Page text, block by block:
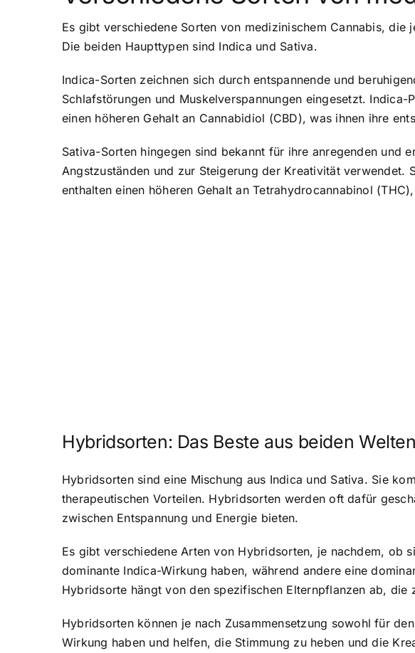
Es gibt verschiedene Sorten von medizinischem Cannabis,
Die beiden Haupttypen sind Indica und Sativa.
Indica-Sorten zeichnen sich durch entspannende und
Schlafstörungen und Muskelverspannungen eingesetzt.
einen höheren Gehalt an Cannabidiol (CBD), was ihnen ihre
Sativa-Sorten hingegen sind bekannt für ihre anregenden und
Angstzuständen und zur Steigerung der Kreativität verwendet.
enthalten einen höheren Gehalt an Tetrahydrocannabinol
Hybridsorten: Das Beste aus beiden Welten
Hybridsorten sind eine Mischung aus Indica und Sativa. Sie
therapeutischen Vorteilen. Hybridsorten werden oft dafür
zwischen Entspannung und Energie bieten.
Es gibt verschiedene Arten von Hybridsorten, je nachdem, ob
dominante Indica-Wirkung haben, während andere eine
Hybridsorte hängt von den spezifischen Elternpflanzen ab, die
Hybridsorten können je nach Zusammensetzung sowohl für
Wirkung haben und helfen, die Stimmung zu heben und die